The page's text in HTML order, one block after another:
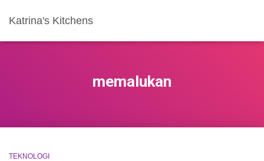
Katrina's Kitchens
memalukan
TEKNOLOGI